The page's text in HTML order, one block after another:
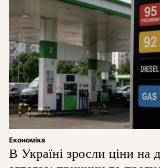
Економіка
В Україні зросли ціни на